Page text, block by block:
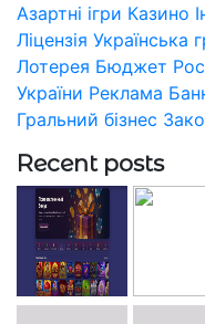
Азартні ігри Казино
Ліцензія Українська
Лотерея Бюджет
України Реклама
Гральний бізнес
Recent posts